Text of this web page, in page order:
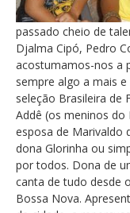
passado cheio de
Djalma Cipó, Pedro
acostumamos-nos a
sempre algo a mais
seleção Brasileira de
Addê (os meninos do
esposa de Marivaldo
dona Glorinha ou
por todos. Dona de
canta de tudo desde
Bossa Nova.